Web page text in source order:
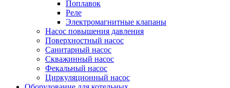
Поплавок
Реле
Электромагнитные клапаны
Насос повышения давления
Поверхностный насос
Санитарный насос
Скважинный насос
Фекальный насос
Циркуляционный насос